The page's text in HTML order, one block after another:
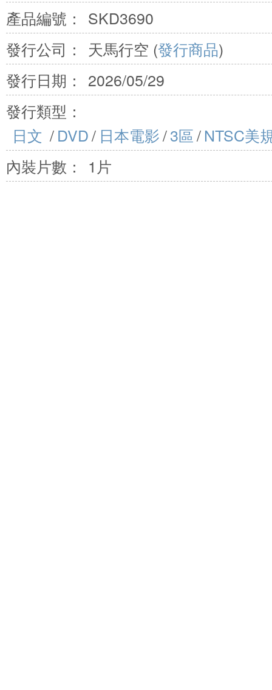
產品編號：
SKD3690
發行公司：
天馬行空 (發行商品)
發行日期：
2026/05/29
發行類型：
日文 /DVD/ 日本電影/3區/NTSC美
內裝片數：
1片